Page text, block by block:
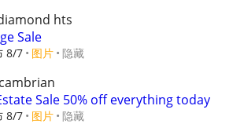
hts
Sale
8/7 图片 隐藏
Sale 50% off everything today
8/7 图片 隐藏